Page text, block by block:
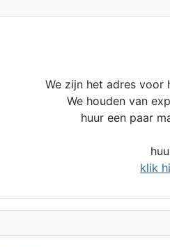
We zijn het adres voor
We houden van
huur een paar
klik